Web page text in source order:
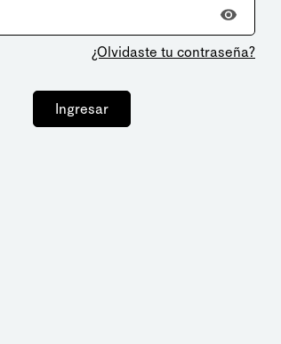
¿Olvidaste tu contraseña?
Ingresar